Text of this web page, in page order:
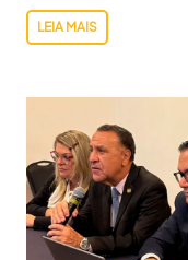
LEIA MAIS